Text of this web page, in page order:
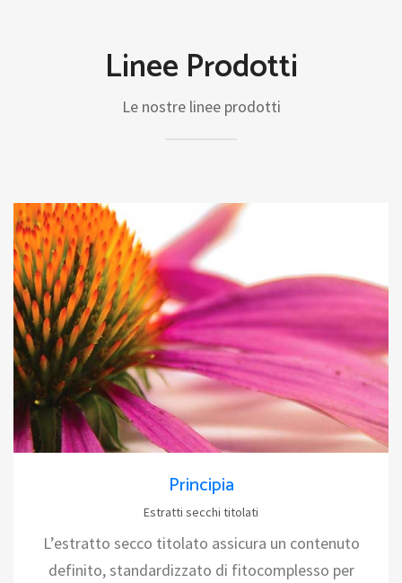
Linee Prodotti
Le nostre linee prodotti
Principia
Estratti secchi titolati
L’estratto secco titolato assicura un contenuto
definito, standardizzato di fitocomplesso per